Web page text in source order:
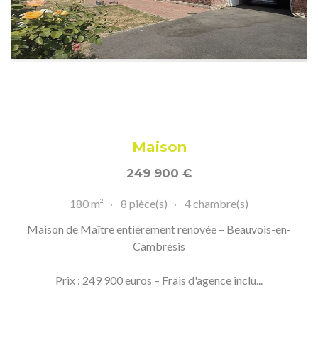
Maison
249 900 €
180 m² 8 pièce(s)
4 chambre(s)
Maison de Maître entièrement rénovée – Beauvois-en-
Cambrésis
Prix : 249 900 euros – Frais d'agence inclu...